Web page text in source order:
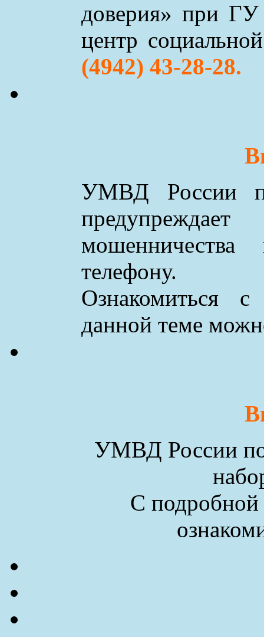
доверия» при ГУ
центр
(4942) 43-28-28.
УМВД России
телефону.
Ознакомиться
данной теме
УМВД России по
С